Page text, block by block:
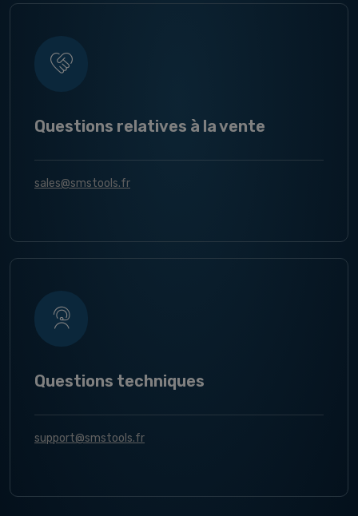
Questions relatives à la vente
sales@smstools.fr
Questions techniques
support@smstools.fr